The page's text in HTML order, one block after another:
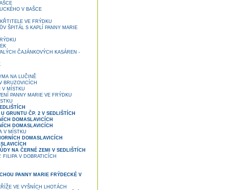
V BAŠCE
VE FRÝDKU
ŠPITÁL S KAPLÍ PANNY MARIE
ČAJÁNKOVÝCH KASÁREN -
NA LUČINĚ
BRUZOVICÍCH
V MÍSTKU
PANNY MARIE VE FRÝDKU
GRUNTU ČP. 2 V SEDLIŠTÍCH
DOMASLAVICÍCH
DOMASLAVICÍCH
V MÍSTKU
DOMASLAVICÍCH
NA ČERNÉ ZEMI V SEDLIŠTÍCH
FILIPA V DOBRATICÍCH
PANNY MARIE FRÝDECKÉ V
VE VYŠNÍCH LHOTÁCH